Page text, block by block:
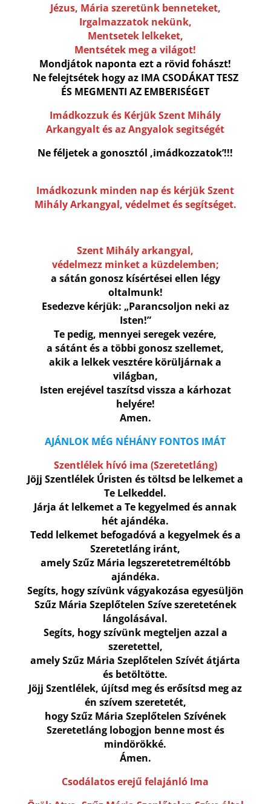
Jézus, Mária szeretünk benneteket,
Irgalmazzatok nekünk,
Mentsetek lelkeket,
Mentsétek meg a világot!
Mondjátok naponta ezt a rövid fohászt!
Ne felejtsétek hogy az IMA CSODÁKAT TESZ
ÉS MEGMENTI AZ EMBERISÉGET
Imádkozzuk és Kérjük Szent Mihály
Arkangyalt és az Angyalok segitségét
Ne féljetek a gonosztól ,imádkozzatok’!!!
Imádkozunk minden nap és kérjük Szent
Mihály Arkangyal, védelmet és segítséget.
Szent Mihály arkangyal,
védelmezz minket a küzdelemben;
a sátán gonosz kísértései ellen légy
oltalmunk!
Esedezve kérjük: „Parancsoljon neki az
Isten!”
Te pedig, mennyei seregek vezére,
a sátánt és a többi gonosz szellemet,
akik a lelkek vesztére körüljárnak a
világban,
Isten erejével taszítsd vissza a kárhozat
helyére!
Amen.
AJÁNLOK MÉG NÉHÁNY FONTOS IMÁT
Szentlélek hívó ima (Szeretetláng)
Jöjj Szentlélek Úristen és töltsd be lelkemet a
Te Lelkeddel.
Járja át lelkemet a Te kegyelmed és annak
hét ajándéka.
Tedd lelkemet befogadóvá a kegyelmek és a
Szeretetláng iránt,
amely Szűz Mária legszeretetreméltóbb
ajándéka.
Segíts, hogy szívünk vágyakozása egyesüljön
Szűz Mária Szeplőtelen Szíve szeretetének
lángolásával.
Segíts, hogy szívünk megteljen azzal a
szeretettel,
amely Szűz Mária Szeplőtelen Szívét átjárta
és betöltötte.
Jöjj Szentlélek, újítsd meg és erősítsd meg az
én szívem szeretetét,
hogy Szűz Mária Szeplőtelen Szívének
Szeretetláng lobogjon benne most és
mindörökké.
Ámen.
Csodálatos erejű felajánló Ima